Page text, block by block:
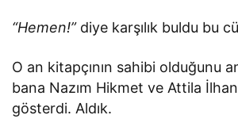
“Hemen!” diye karşılık buldu bu
O an kitapçının sahibi olduğunu
bana Nazım Hikmet ve Attila İlhan
gösterdi. Aldık.